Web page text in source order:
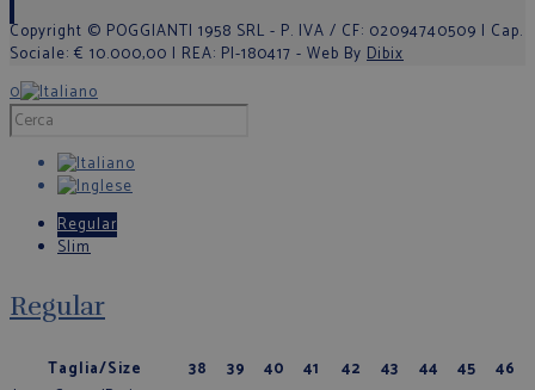
Copyright © POGGIANTI 1958 SRL - P. IVA / CF: 02094740509 | Cap.
Sociale: € 10.000,00 | REA: PI-180417 - Web By Dibix
0
Regular
Slim
Regular
Taglia/Size 38 39 40 41 42 43 44 45
46